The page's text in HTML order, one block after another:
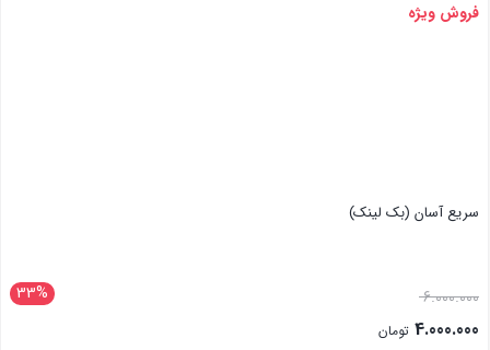
بستن
فروش ویژه
سریع آسان (بک لینک)
33% 6.000.000
4.000.000 تومان